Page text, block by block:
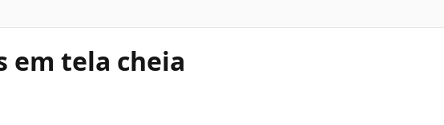
em tela cheia